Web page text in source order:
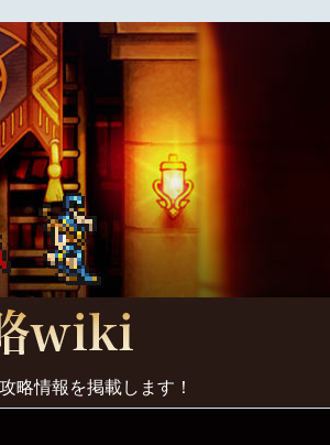
略情報を掲載します！